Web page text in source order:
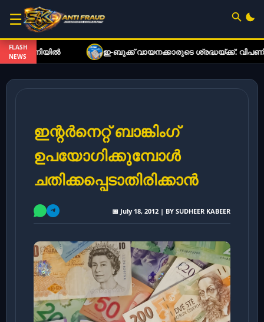
☰
FLASH
NEWS
ഇ-ബുക്ക് വായനക്കാരുടെ ശ്രദ്ധയ്ക്ക്: വിപണിയിലെ
ഇന്റർനെറ്റ് ബാങ്കിംഗ്
ഉപയോഗിക്കുമ്പോൾ
ചതിക്കപ്പെടാതിരിക്കാൻ
📅 July 18, 2012 | BY SUDHEER KABEER